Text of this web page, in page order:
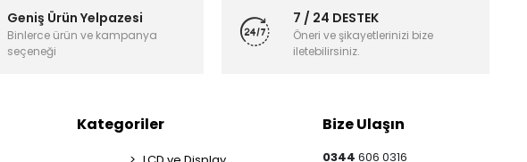
Geniş Ürün Yelpazesi
Binlerce ürün ve kampanya
seçeneği
7 / 24 DESTEK
Öneri ve şikayetlerinizi bize
iletebilirsiniz.
Kategoriler Bize Ulaşın
0344606 0316